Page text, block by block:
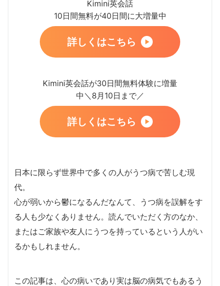
Kimini英会話
10日間無料が40日間に大増量中
詳しくはこちら
Kimini英会話が30日間無料体験に増量
中＼8月10日まで／
詳しくはこちら
日本に限らず世界中で多くの人がうつ病で苦しむ現
代。
心が弱いから鬱になるんだなんて、うつ病を誤解をす
る人も少なくありません。読んでいただく方のなか、
またはご家族や友人にうつを持っているという人がい
るかもしれません。
この記事は、心の病いであり実は脳の病気でもあるう